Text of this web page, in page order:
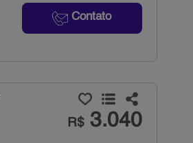
Contato
R$3.040